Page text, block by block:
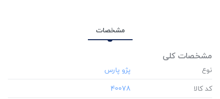
مشخصات
مشخصات کلی
نوع
کد کالا
‎40078